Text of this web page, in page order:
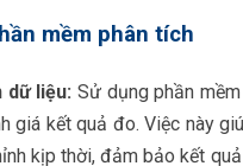
mềm phân tích
dữ liệu: Sử dụng phần
giá kết quả đo. Việc này
kịp thời, đảm bảo kết